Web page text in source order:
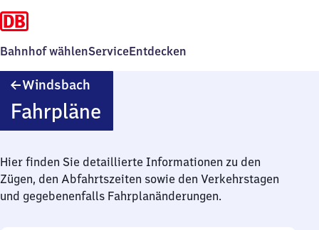
Bahnhof wählenServiceEntdecken
Windsbach
Fahrpläne
Hier finden Sie detaillierte Informationen zu den
Zügen, den Abfahrtszeiten sowie den Verkehrstagen
und gegebenenfalls Fahrplanänderungen.